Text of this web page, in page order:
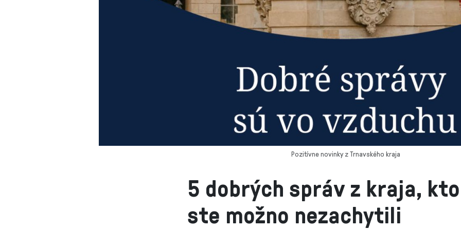
5 dobrých správ z kraja,
ste možno nezachytili
Pozitívne novinky z Trnavského kraja